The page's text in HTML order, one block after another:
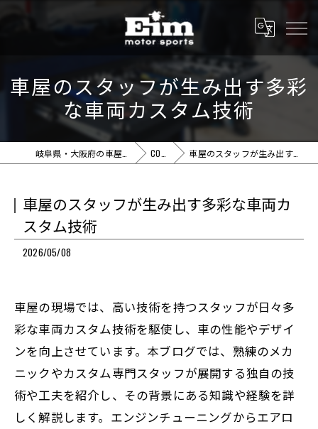
車屋のスタッフが生み出す多彩
な車両カスタム技術
COLUMN 車屋のスタッフが生み出す多彩な車両カスタム技術
車屋のスタッフが生み出す多彩な車両カ
スタム技術
2026/05/08
車屋の現場では、高い技術を持つスタッフが日々多
彩な車両カスタム技術を駆使し、車の性能やデザイ
ンを向上させています。本ブログでは、熟練のメカ
ニックやカスタム専門スタッフが展開する独自の技
術や工夫を紹介し、その背景にある知識や経験を詳
しく解説します。エンジンチューニングからエアロ